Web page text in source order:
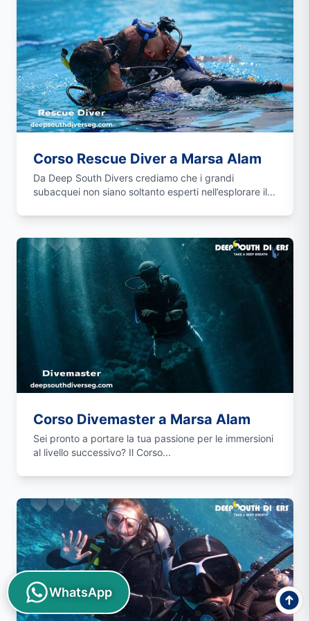
Corso Rescue Diver a Marsa Alam
Da Deep South Divers crediamo che i grandi
subacquei non siano soltanto esperti nell’esplorare il...
Corso Divemaster a Marsa Alam
Sei pronto a portare la tua passione per le immersioni
al livello successivo? Il Corso...
WhatsApp